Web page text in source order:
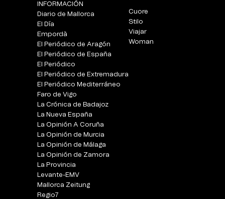
INFORMACIÓN
Diario de Mallorca
El Día
Empordà
El Periódico de Aragón
El Periódico de España
El Periódico
El Periódico de Extremadura
El Periódico Mediterráneo
Faro de Vigo
La Crónica de Badajoz
La Nueva España
La Opinión A Coruña
La Opinión de Murcia
La Opinión de Málaga
La Opinión de Zamora
La Provincia
Levante-EMV
Mallorca Zeitung
Regio7
Cuore
Stilo
Viajar
Woman